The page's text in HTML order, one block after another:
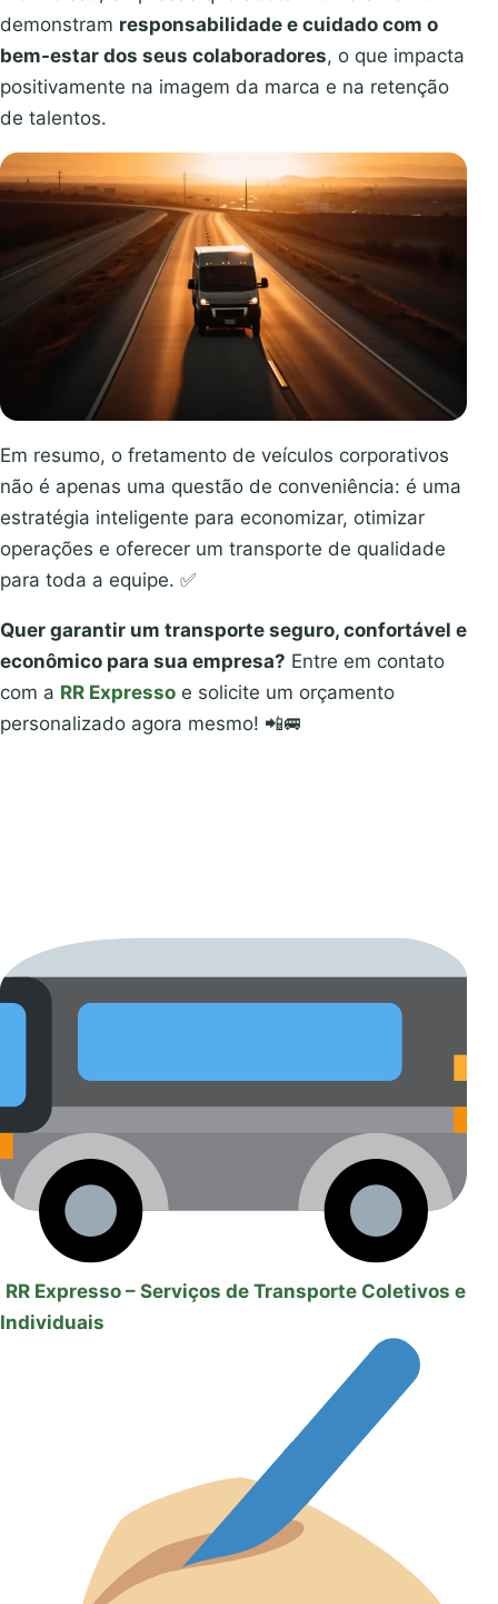
demonstram responsabilidade e cuidado com o
bem-estar dos seus colaboradores, o que impacta
positivamente na imagem da marca e na retenção
de talentos.
Em resumo, o fretamento de veículos corporativos
não é apenas uma questão de conveniência: é uma
estratégia inteligente para economizar, otimizar
operações e oferecer um transporte de qualidade
para toda a equipe. ✅
Quer garantir um transporte seguro, confortável e
econômico para sua empresa? Entre em contato
com a RR Expresso e solicite um orçamento
personalizado agora mesmo! 📲🚐
RR Expresso – Serviços de Transporte Coletivos e
Individuais